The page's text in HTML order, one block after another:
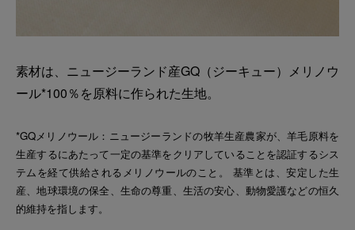
素材は、ニュージーランド産GQ（ジーキュー）メリノウ
ール*100％を原料に作られた生地。
*GQメリノウール：ニュージーランドの牧羊生産農家が、羊毛原料を
生産するにあたって一定の基準をクリアしていることを認証するシス
テムを経て供給されるメリノウールのこと。 基準とは、安定した生
産、地球環境の保全、生命の尊重、生活の安心、動物愛護などの恒久
的維持を指します。